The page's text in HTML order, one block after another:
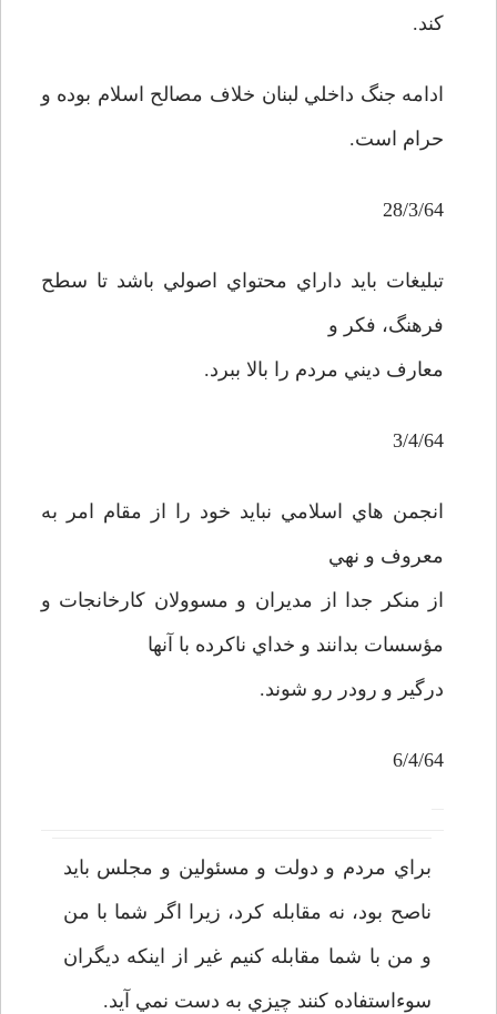
کند.
ادامه جنگ داخلي لبنان خلاف مصالح اسلام بوده و
حرام است.
28/3/64
تبليغات بايد داراي محتواي اصولي باشد تا سطح
فرهنگ، فکر و
معارف ديني مردم را بالا ببرد.
3/4/64
انجمن هاي اسلامي نبايد خود را از مقام امر به
معروف و نهي
از منکر جدا از مديران و مسوولان کارخانجات و
مؤسسات بدانند و خداي ناکرده با آنها
درگير و رودر رو شوند.
6/4/64
براي مردم و دولت و مسئولين و مجلس بايد
ناصح بود، نه مقابله کرد، زيرا اگر شما با من
و من با شما مقابله کنيم غير از اينکه ديگران
سوءاستفاده کنند چيزي به دست نمي آيد.